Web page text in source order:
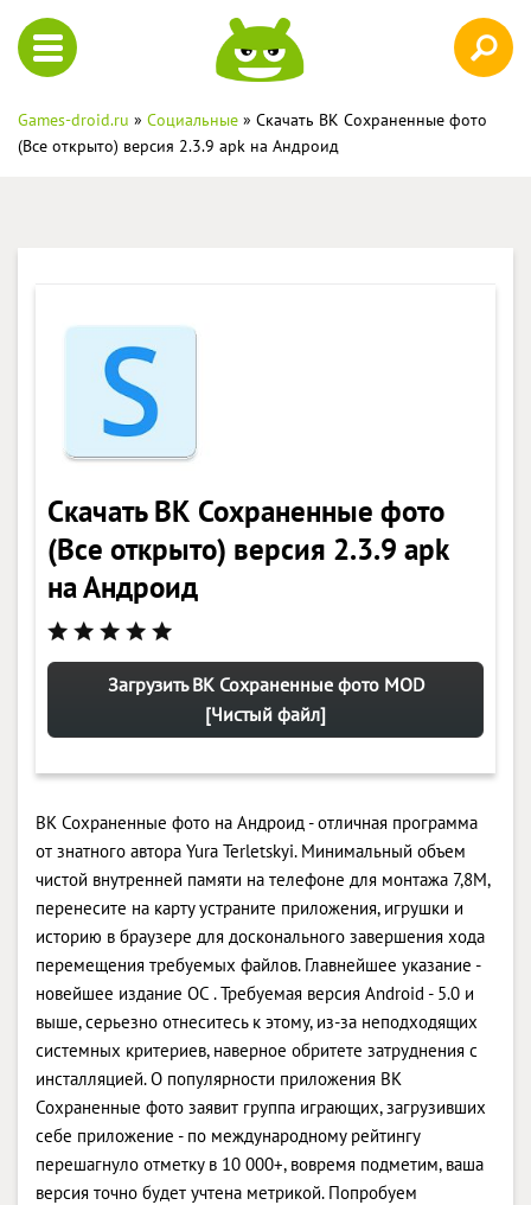
Games-droid.ru » Социальные » Скачать ВК Сохраненные фото
(Все открыто) версия 2.3.9 apk на Андроид
Скачать ВК Сохраненные фото
(Все открыто) версия 2.3.9 apk
на Андроид
Загрузить ВК Сохраненные фото MOD
[Чистый файл]
ВК Сохраненные фото на Андроид - отличная программа
от знатного автора Yura Terletskyi. Минимальный объем
чистой внутренней памяти на телефоне для монтажа 7,8M,
перенесите на карту устраните приложения, игрушки и
историю в браузере для досконального завершения хода
перемещения требуемых файлов. Главнейшее указание -
новейшее издание ОС . Требуемая версия Android - 5.0 и
выше, серьезно отнеситесь к этому, из-за неподходящих
системных критериев, наверное обритете затруднения с
инсталляцией. О популярности приложения ВК
Сохраненные фото заявит группа играющих, загрузивших
себе приложение - по международному рейтингу
перешагнуло отметку в 10 000+, вовремя подметим, ваша
версия точно будет учтена метрикой. Попробуем